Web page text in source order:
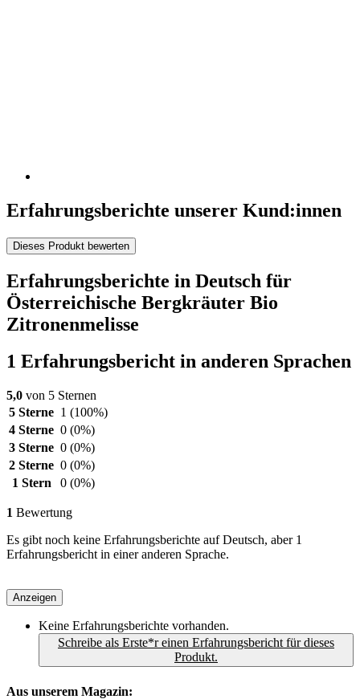
Erfahrungsberichte unserer Kund:innen
Dieses Produkt bewerten
Erfahrungsberichte in Deutsch für
Österreichische Bergkräuter Bio
Zitronenmelisse
1 Erfahrungsbericht in anderen Sprachen
5,0 von 5 Sternen
5 Sterne 1 (100%)
4 Sterne 0 (0%)
3 Sterne 0 (0%)
2 Sterne 0 (0%)
1 Stern
0 (0%)
1 Bewertung
Es gibt noch keine Erfahrungsberichte auf Deutsch, aber 1
Erfahrungsbericht in einer anderen Sprache.
Anzeigen
Keine Erfahrungsberichte vorhanden.
Schreibe als Erste*r einen Erfahrungsbericht für dieses
Produkt.
Aus unserem Magazin: